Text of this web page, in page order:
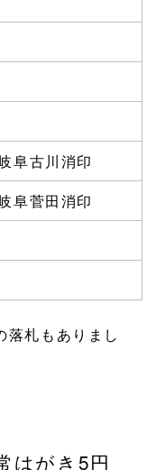
阜古川消印
阜菅田消印
札もありまし
はがき5円